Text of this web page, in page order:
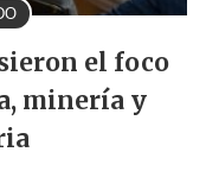
el foco
minería y